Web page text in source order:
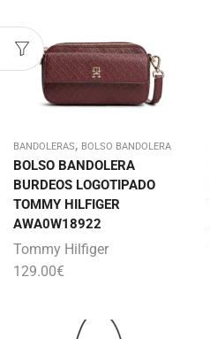
BANDOLERAS, BOLSO BANDOLERA
BOLSO BANDOLERA
BURDEOS LOGOTIPADO
TOMMY HILFIGER
AWA0W18922
Tommy Hilfiger
129.00€